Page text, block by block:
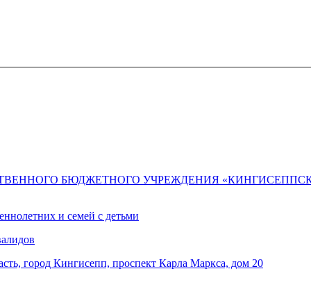
БЮДЖЕТНОГО УЧРЕЖДЕНИЯ
и семей с детьми
город Кингисепп, проспект Карла Маркса, дом 20